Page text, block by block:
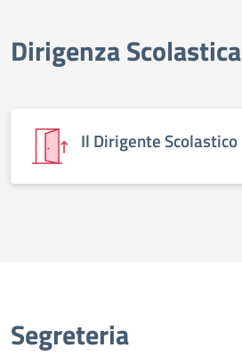
elenco degli organi
Dirigenza Scolastica
Il Dirigente Scolastico
Segreteria